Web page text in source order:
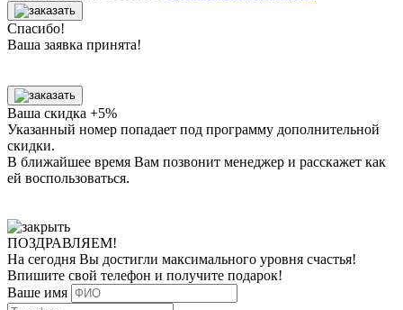
Спасибо!
Ваша заявка принята!
Ваша скидка +5%
Указанный номер попадает под программу дополнительной
скидки.
В ближайшее время Вам позвонит менеджер и расскажет как
ей воспользоваться.
ПОЗДРАВЛЯЕМ!
На сегодня Вы достигли максимального уровня счастья!
Впишите свой телефон и получите подарок!
Ваше имя